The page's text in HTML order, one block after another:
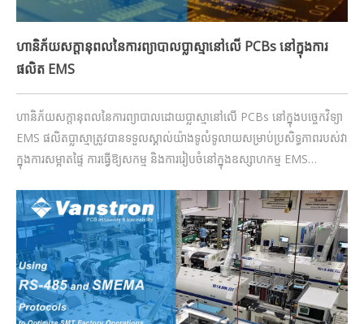
ហានិភ័យសក្តានុពលនៃការព្យាបាលប្លាស្មានៅលើ PCBs នៅក្នុងការ
ផលិត EMS
ហានិភ័យសក្តានុពលនៃការព្យាបាលដោយប្លាស្មានៅលើ PCBs នៅក្នុងបច្ចេកវិទ្យា
EMS ផលិតប្លាស្មាត្រូវបានទទួលស្គាល់យ៉ាងទូលំទូលាយសម្រាប់ប្រសិទ្ធភាពរបស់វា
ក្នុងការសម្អាតផ្ទៃ ការធ្វើឱ្យសកម្ម និងការរៀបចំនៅក្នុងឧស្សាហកម្ម EMS
បង្កើនភាពជឿជាក់ និងការអនុវត្ត